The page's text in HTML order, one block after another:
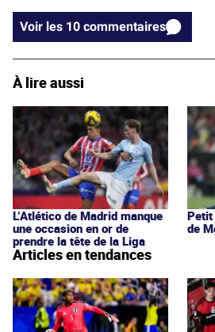
Voir les 10 commentaires
À lire aussi
L’Atlético de Madrid manque
une occasion en or de
prendre la tête de la Liga
Petit
de
Articles en tendances